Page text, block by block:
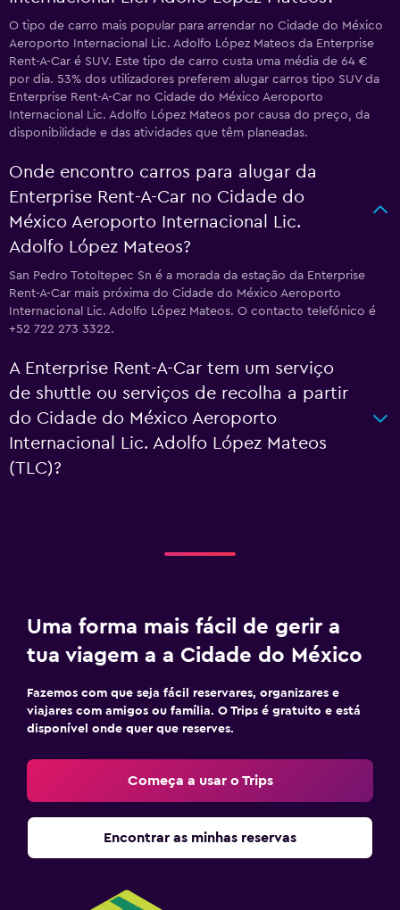
O tipo de carro mais popular para arrendar no Cidade do México
Aeroporto Internacional Lic. Adolfo López Mateos da Enterprise
Rent-A-Car é SUV. Este tipo de carro custa uma média de 64 €
por dia. 53% dos utilizadores preferem alugar carros tipo SUV da
Enterprise Rent-A-Car no Cidade do México Aeroporto
Internacional Lic. Adolfo López Mateos por causa do preço, da
disponibilidade e das atividades que têm planeadas.
Onde encontro carros para alugar da
Enterprise Rent-A-Car no Cidade do
México Aeroporto Internacional Lic.
Adolfo López Mateos?
San Pedro Totoltepec Sn é a morada da estação da Enterprise
Rent-A-Car mais próxima do Cidade do México Aeroporto
Internacional Lic. Adolfo López Mateos. O contacto telefónico é
+52 722 273 3322.
A Enterprise Rent-A-Car tem um serviço
de shuttle ou serviços de recolha a partir
do Cidade do México Aeroporto
Internacional Lic. Adolfo López Mateos
(TLC)?
Uma forma mais fácil de gerir a
tua viagem a a Cidade do México
Fazemos com que seja fácil reservares, organizares e
viajares com amigos ou família. O Trips é gratuito e está
disponível onde quer que reserves.
Começa a usar o Trips
Encontrar as minhas reservas